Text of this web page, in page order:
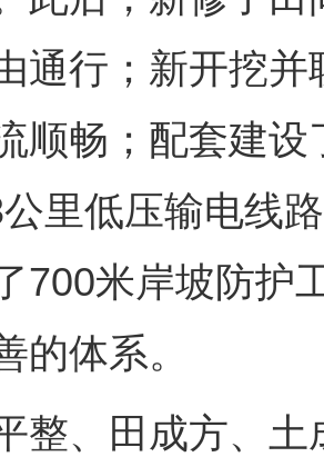
通行；新开挖
顺畅；配套建
里低压输电线
700米岸坡防护
的体系。
、田成方、土